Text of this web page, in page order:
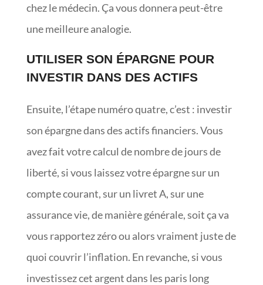
chez le médecin. Ça vous donnera peut-être
une meilleure analogie.
UTILISER SON ÉPARGNE POUR
INVESTIR DANS DES ACTIFS
Ensuite, l’étape numéro quatre, c’est : investir
son épargne dans des actifs financiers. Vous
avez fait votre calcul de nombre de jours de
liberté, si vous laissez votre épargne sur un
compte courant, sur un livret A, sur une
assurance vie, de manière générale, soit ça va
vous rapportez zéro ou alors vraiment juste de
quoi couvrir l’inflation. En revanche, si vous
investissez cet argent dans les paris long